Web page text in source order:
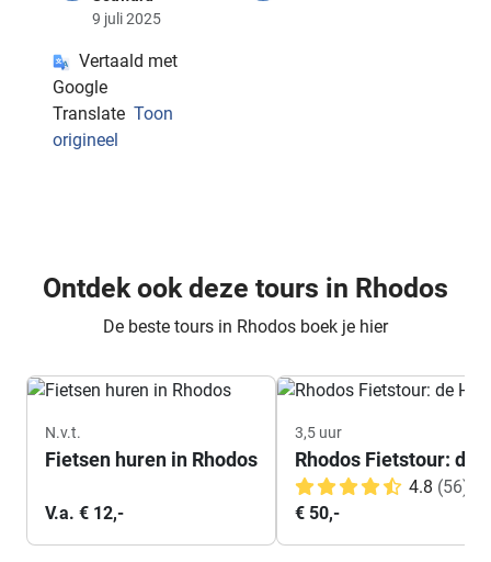
9 juli 2025
Vertaald met
Google
Translate Toon
origineel
Ontdek ook deze tours in Rhodos
De beste tours in Rhodos boek je hier
N.v.t.
Fietsen huren in Rhodos
V.a. € 12,-
3,5 uur
Rhodos Fietstour: de
4.8 (56)
€ 50,-